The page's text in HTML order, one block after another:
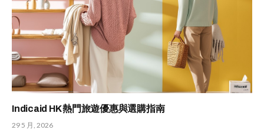
Indicaid HK 熱門旅遊優惠與選購指南
29 5 月, 2026